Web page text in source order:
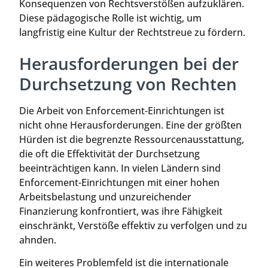
Konsequenzen von Rechtsverstößen aufzuklären.
Diese pädagogische Rolle ist wichtig, um
langfristig eine Kultur der Rechtstreue zu fördern.
Herausforderungen bei der
Durchsetzung von Rechten
Die Arbeit von Enforcement-Einrichtungen ist
nicht ohne Herausforderungen. Eine der größten
Hürden ist die begrenzte Ressourcenausstattung,
die oft die Effektivität der Durchsetzung
beeinträchtigen kann. In vielen Ländern sind
Enforcement-Einrichtungen mit einer hohen
Arbeitsbelastung und unzureichender
Finanzierung konfrontiert, was ihre Fähigkeit
einschränkt, Verstöße effektiv zu verfolgen und zu
ahnden.
Ein weiteres Problemfeld ist die internationale